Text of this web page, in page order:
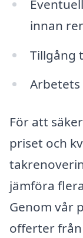
innan
Tillgång
För att
priset och
jämföra
Genom vår
offerter